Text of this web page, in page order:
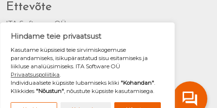
Ettevõte
ITA Software OÜ
Registrikood: 14861444
+372 504 3975
info@ita.ee
Isikuandmete kaitse